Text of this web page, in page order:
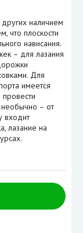
наличием
что плоскости
нависания.
– для лазания
Для
имеется
– от
входит
лазание на